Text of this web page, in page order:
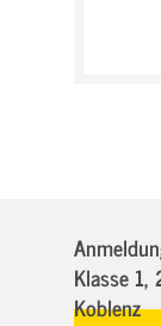
Klasse 1,
Koblenz